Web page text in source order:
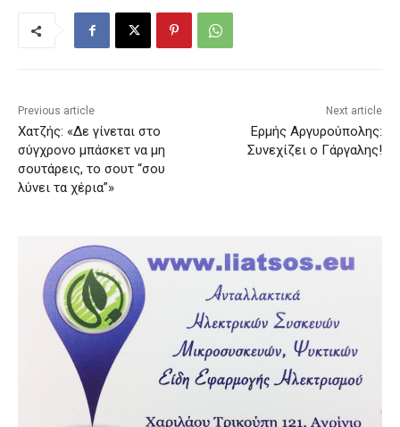
Previous article
Χατζής: «Δε γίνεται στο
σύγχρονο μπάσκετ να μη
σουτάρεις, το σουτ “σου
λύνει τα χέρια”»
Next article
Ερμής Αργυρούπολης:
Συνεχίζει ο Γάργαλης!